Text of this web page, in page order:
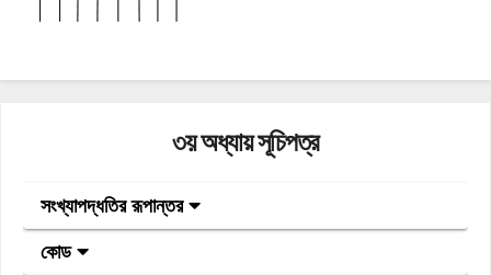
৩য় অধ্যায় সূচিপত্র
সংখ্যাপদ্ধতির রূপান্তর
কোড